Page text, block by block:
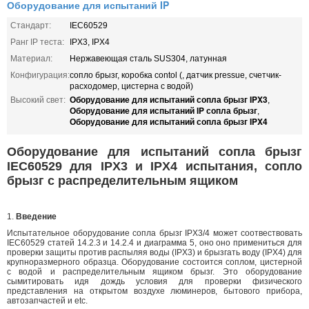
Оборудование для испытаний IP
Стандарт:
IEC60529
Ранг IP теста:
IPX3, IPX4
Материал:
Нержавеющая сталь SUS304, латунная
Конфигурация:сопло брызг, коробка contol (, датчик pressue, счетчик-
расходомер, цистерна с водой)
Высокий свет: Оборудование для испытаний сопла брызг IPX3,
Оборудование для испытаний IP сопла брызг,
Оборудование для испытаний сопла брызг IPX4
Оборудование для испытаний сопла брызг
IEC60529 для IPX3 и IPX4 испытания, сопло
брызг с распределительным ящиком
1. Введение
Испытательное оборудование сопла брызг IPX3/4 может соотвествовать
IEC60529 статей 14.2.3 и 14.2.4 и диаграмма 5, оно оно примениться для
проверки защиты против распыляя воды (IPX3) и брызгать воду (IPX4) для
крупноразмерного образца. Оборудование состоится соплом, цистерной
с водой и распределительным ящиком брызг. Это оборудование
сымитировать идя дождь условия для проверки физического
представления на открытом воздухе люминеров, бытового прибора,
автозапчастей и etc.